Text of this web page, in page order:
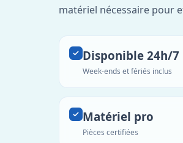
matériel nécessaire pour
Disponible 24h/7
Week-ends et fériés inclus
Matériel pro
Pièces certifiées